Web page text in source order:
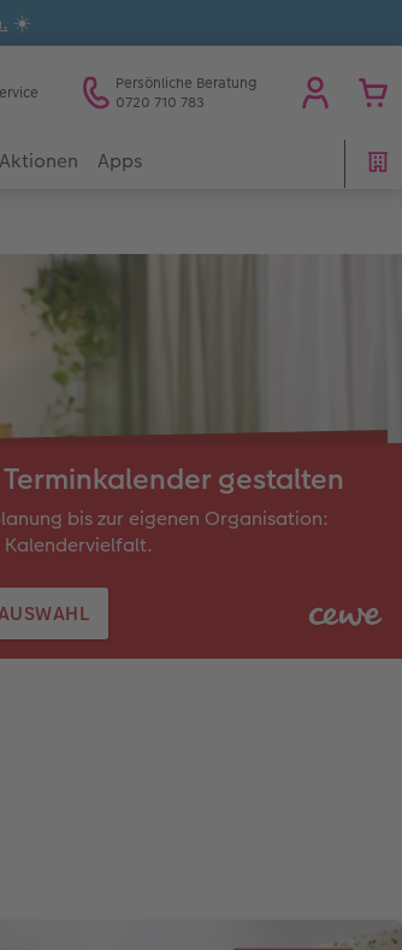
☀️
Persönliche Beratung
0720 710 783
Aktionen Apps
gestalten
bis zur eigenen Organisation:
Kalendervielfalt.